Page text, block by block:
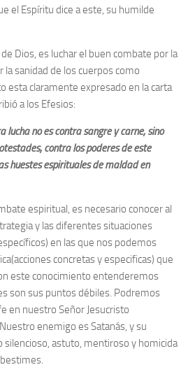
el Espíritu dice a este, su humilde
Dios, es luchar el buen combate por la
la sanidad de los cuerpos como
esta claramente expresado en la carta
a los Efesios:
lucha no es contra sangre y carne, sino
contra los poderes de este
huestes espirituales de maldad en
espiritual, es necesario conocer al
y las diferentes situaciones
en las que nos podemos
concretas y especificas) que
este conocimiento entenderemos
son sus puntos débiles. Podremos
en nuestro Señor Jesucristo
enemigo es Satanás, y su
silencioso, astuto, mentiroso y homicida